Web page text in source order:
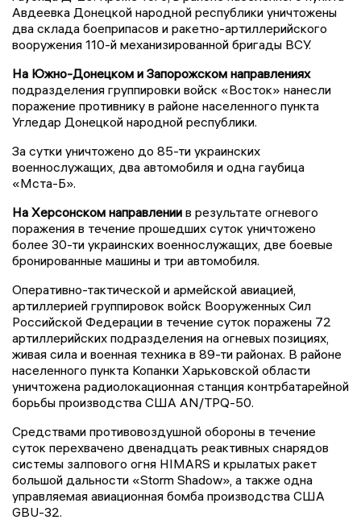
Авдеевка Донецкой народной республики уничтожены
два склада боеприпасов и ракетно-артиллерийского
вооружения 110-й механизированной бригады ВСУ.
На Южно-Донецком и Запорожском направлениях
подразделения группировки войск «Восток» нанесли
поражение противнику в районе населенного пункта
Угледар Донецкой народной республики.
За сутки уничтожено до 85-ти украинских
военнослужащих, два автомобиля и одна гаубица
«Мста-Б».
На Херсонском направлении в результате огневого
поражения в течение прошедших суток уничтожено
более 30-ти украинских военнослужащих, две боевые
бронированные машины и три автомобиля.
Оперативно-тактической и армейской авиацией,
артиллерией группировок войск Вооруженных Сил
Российской Федерации в течение суток поражены 72
артиллерийских подразделения на огневых позициях,
живая сила и военная техника в 89-ти районах. В районе
населенного пункта Копанки Харьковской области
уничтожена радиолокационная станция контрбатарейной
борьбы производства США AN/TPQ-50.
Средствами противовоздушной обороны в течение
суток перехвачено двенадцать реактивных снарядов
системы залпового огня HIMARS и крылатых ракет
большой дальности «Storm Shadow», а также одна
управляемая авиационная бомба производства США
GBU-32.